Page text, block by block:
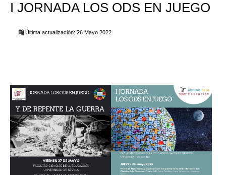
INTERNACIONAL
Directorio FCCE
I JORNADA LOS ODS EN JUEGO
Última actualización: 26 Mayo 2022